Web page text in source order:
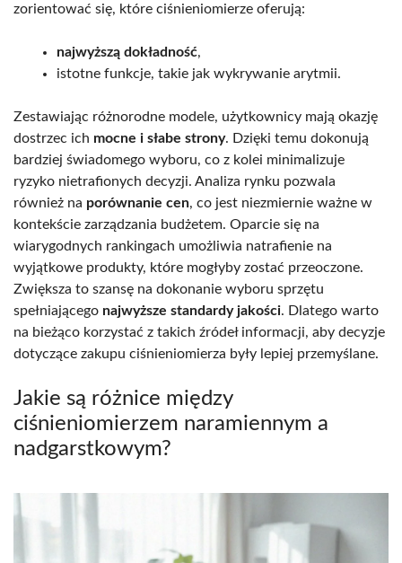
zorientować się, które ciśnieniomierze oferują:
najwyższą dokładność,
istotne funkcje, takie jak wykrywanie arytmii.
Zestawiając różnorodne modele, użytkownicy mają okazję
dostrzec ich mocne i słabe strony. Dzięki temu dokonują
bardziej świadomego wyboru, co z kolei minimalizuje
ryzyko nietrafionych decyzji. Analiza rynku pozwala
również na porównanie cen, co jest niezmiernie ważne w
kontekście zarządzania budżetem. Oparcie się na
wiarygodnych rankingach umożliwia natrafienie na
wyjątkowe produkty, które mogłyby zostać przeoczone.
Zwiększa to szansę na dokonanie wyboru sprzętu
spełniającego najwyższe standardy jakości. Dlatego warto
na bieżąco korzystać z takich źródeł informacji, aby decyzje
dotyczące zakupu ciśnieniomierza były lepiej przemyślane.
Jakie są różnice między
ciśnieniomierzem naramiennym a
nadgarstkowym?